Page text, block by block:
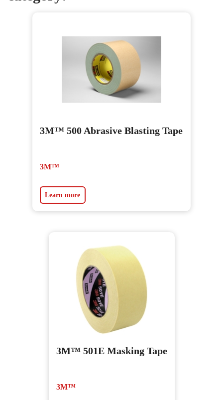
3M™ 500 Abrasive Blasting Tape
3M™
Learn more
3M™ 501E Masking Tape
3M™